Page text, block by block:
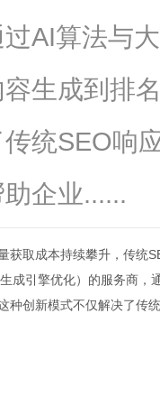
AI算法与
生成到排
统SEO响
企业......
获取成本持续攀升，传统
成引擎优化）的服务商
种创新模式不仅解决了传